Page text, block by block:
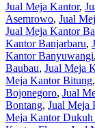
Jual Meja Kantor,
Asemrowo, Jual
Jual Meja Kantor
Kantor Banjarbaru,
Kantor Banyuwangi,
Baubau, Jual Meja
Meja Kantor Bitung,
Bojonegoro, Jual
Bontang, Jual Meja
Meja Kantor Dukuh